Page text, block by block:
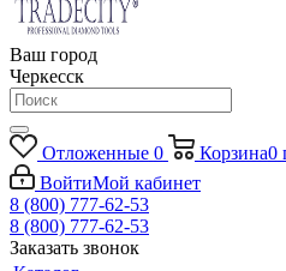
Ваш город
Черкесск
Отложенные 0 Корзина0
ВойтиМой кабинет
8 (800) 777-62-53
8 (800) 777-62-53
Заказать звонок